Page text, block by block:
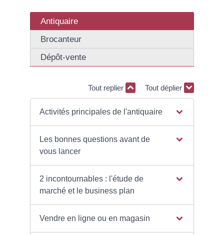
Antiquaire
Brocanteur
Dépôt-vente
Tout replier Tout déplier
Activités principales de l'antiquaire
Les bonnes questions avant de
vous lancer
2 incontournables : l'étude de
marché et le business plan
Vendre en ligne ou en magasin